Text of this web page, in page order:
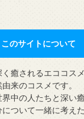
このサイトについて
く癒されるエココス
由来のコスメです。
界中の人たちと深い
について一緒に考え